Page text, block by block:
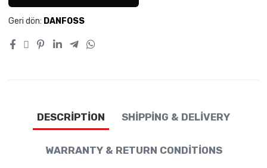
Geri dön: DANFOSS
DESCRIPTION SHIPPING & DELIVERY
WARRANTY & RETURN CONDITIONS